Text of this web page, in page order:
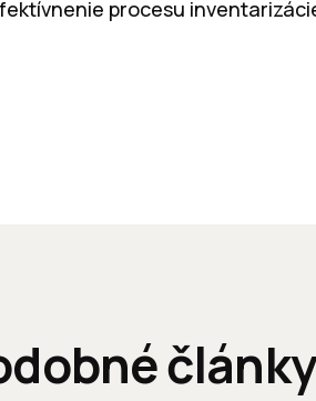
procesu
články